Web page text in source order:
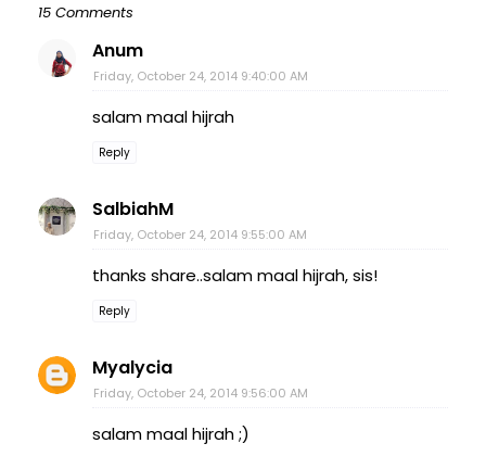
15 Comments
Anum
Friday, October 24, 2014 9:40:00 AM
salam maal hijrah
Reply
SalbiahM
Friday, October 24, 2014 9:55:00 AM
thanks share..salam maal hijrah, sis!
Reply
Myalycia
Friday, October 24, 2014 9:56:00 AM
salam maal hijrah ;)